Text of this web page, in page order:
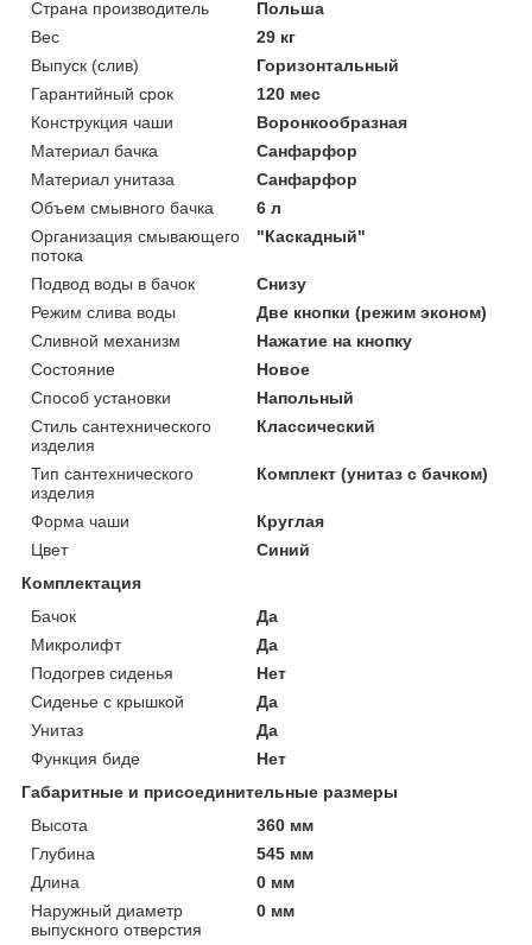
Страна производитель
Польша
Вес
29 кг
Выпуск (слив)
Горизонтальный
Гарантийный срок
120 мес
Конструкция чаши
Воронкообразная
Материал бачка
Санфарфор
Материал унитаза
Санфарфор
Объем смывного бачка
6 л
Организация смывающего
потока
"Каскадный"
Подвод воды в бачок
Снизу
Режим слива воды
Две кнопки (режим эконом)
Сливной механизм
Нажатие на кнопку
Состояние
Новое
Способ установки
Напольный
Стиль сантехнического
изделия
Классический
Тип сантехнического
изделия
Комплект (унитаз с бачком)
Форма чаши
Круглая
Цвет
Синий
Комплектация
Бачок
Да
Микролифт
Да
Подогрев сиденья
Нет
Сиденье с крышкой
Да
Унитаз
Да
Функция биде
Нет
Габаритные и присоединительные размеры
Высота
360 мм
Глубина
545 мм
Длина
0 мм
Наружный диаметр
выпускного отверстия
0 мм